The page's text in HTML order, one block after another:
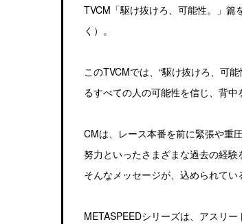
TVCM「駆け抜けろ、可能性。」
く）。
このTVCMでは、“駆け抜けろ、可
るすべての人の可能性を信じ、背
CMは、レース本番を前に緊張や重
努力といったさまざまな過去の経験
そんなメッセージが、込められてい
METASPEEDシリーズは、アスリ